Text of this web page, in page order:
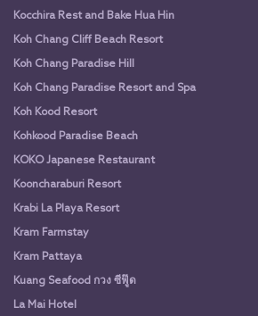
Kocchira Rest and Bake Hua Hin
Koh Chang Cliff Beach Resort
Koh Chang Paradise Hill
Koh Chang Paradise Resort and Spa
Koh Kood Resort
Kohkood Paradise Beach
KOKO Japanese Restaurant
Kooncharaburi Resort
Krabi La Playa Resort
Kram Farmstay
Kram Pattaya
Kuang Seafood กวง ซีฟู๊ด
La Mai Hotel